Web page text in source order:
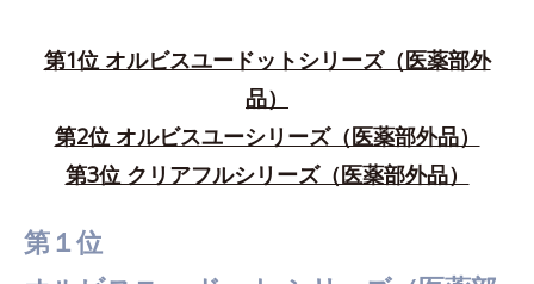
第1位 オルビスユードットシリーズ（医薬部外
品）
第2位 オルビスユーシリーズ（医薬部外品）
第3位 クリアフルシリーズ（医薬部外品）
第１位